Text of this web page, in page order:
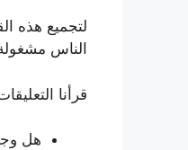
لتجميع هذه
الناس
قرأنا
هل